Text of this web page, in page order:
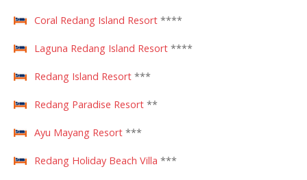
Coral Redang Island Resort ****
Laguna Redang Island Resort ****
Redang Island Resort ***
Redang Paradise Resort **
Ayu Mayang Resort ***
Redang Holiday Beach Villa ***